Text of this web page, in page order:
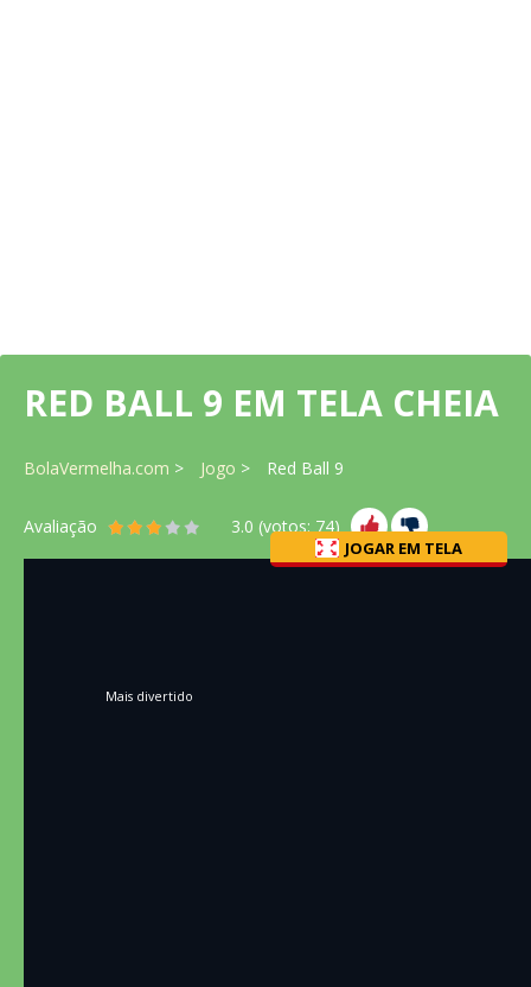
RED BALL 9 EM TELA CHEIA
BolaVermelha.com Jogo Red Ball 9
Avaliação 3.0 (votos:74)
JOGAR EM TELA
Mais divertido